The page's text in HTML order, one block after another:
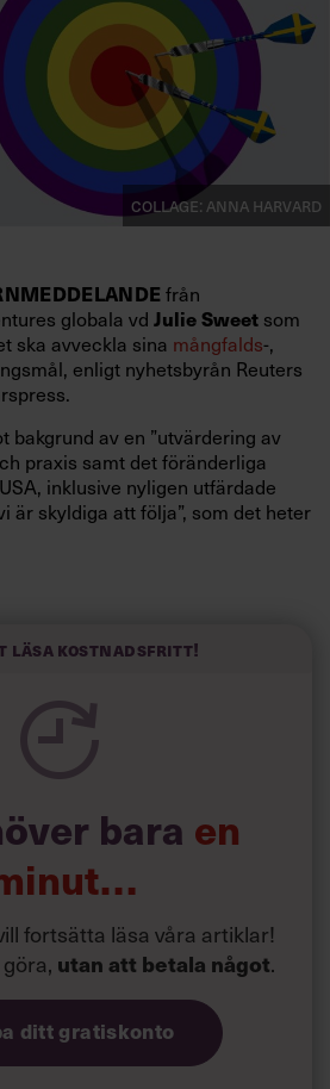
Logga in
Prenumerera
Collage: Anna Harvard
från
globala vd Julie Sweet som
ska avveckla sina mångfalds-,
enligt nyhetsbyrån Reuters
bakgrund av en ”utvärdering av
praxis samt det föränderliga
inklusive nyligen utfärdade
är skyldiga att följa”, som det heter
i syfte att montera ner
, rättvisa ochinkludering(på
DEI-målen – som enligt
ska användas för att utvärdera
läsa kostnadsfritt!
bara en
fortsätta läsa våra artiklar!
utan att betala något.
ditt gratiskonto